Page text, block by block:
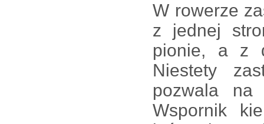
W rowerze
z jednej
pionie, a z
Niestety
pozwala na
Wspornik